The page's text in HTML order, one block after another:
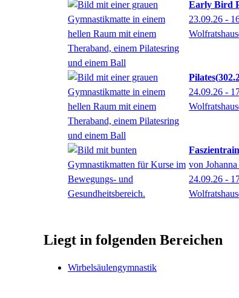
Early Bird
23.09.26 -
Pilates
24.09.26 -
von
24.09.26 -
Liegt in folgenden Bereichen
Wirbelsäulengymnastik